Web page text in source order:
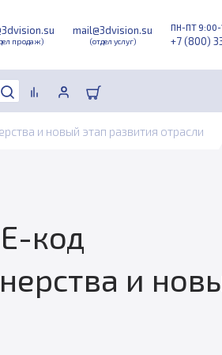
продаж)
mail@3dvision.su
(отдел услуг)
ПН-ПТ 9:00-
+7 (800)
и новый этап развития отрасли
код
и